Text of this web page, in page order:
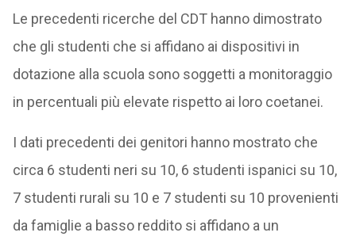
Le precedenti ricerche del CDT hanno dimostrato
che gli studenti che si affidano ai dispositivi in
dotazione alla scuola sono soggetti a monitoraggio
in percentuali più elevate rispetto ai loro coetanei.
I dati precedenti dei genitori hanno mostrato che
circa 6 studenti neri su 10, 6 studenti ispanici su 10,
7 studenti rurali su 10 e 7 studenti su 10 provenienti
da famiglie a basso reddito si affidano a un